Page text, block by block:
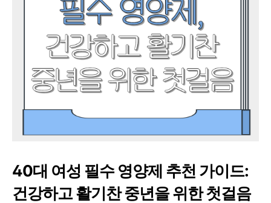
40대 여성 필수 영양제 추천 가이드:
건강하고 활기찬 중년을 위한 첫걸음